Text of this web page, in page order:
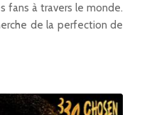
fans à travers le monde.
de la perfection de